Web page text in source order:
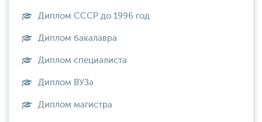
Диплом СССР до 1996 год
Диплом бакалавра
Диплом специалиста
Диплом ВУЗа
Диплом магистра